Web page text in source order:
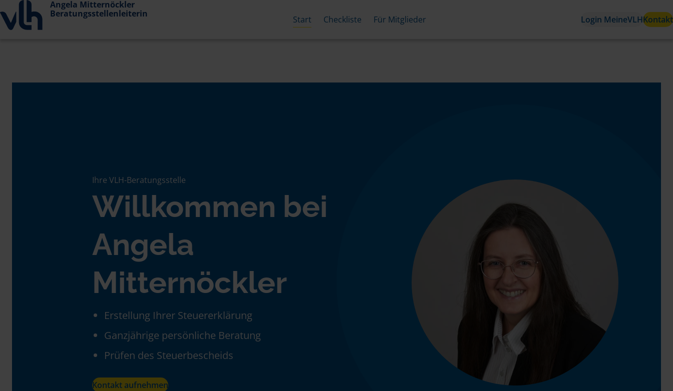
Angela Mitternöckler
Beratungsstellenleiterin
Start Checkliste Für Mitglieder Login MeineVLHKontakt
Ihre VLH-Beratungsstelle
Willkommen bei
Angela
Mitternöckler
Erstellung Ihrer Steuererklärung
Ganzjährige persönliche Beratung
Prüfen des Steuerbescheids
Kontakt aufnehmen